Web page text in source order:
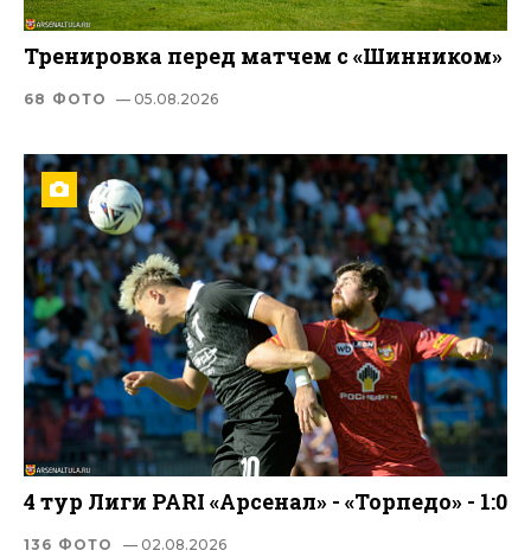
Тренировка перед матчем с «Шинником»
68 ФОТО — 05.08.2026
4 тур Лиги PARI «Арсенал» - «Торпедо» - 1:0
136 ФОТО — 02.08.2026